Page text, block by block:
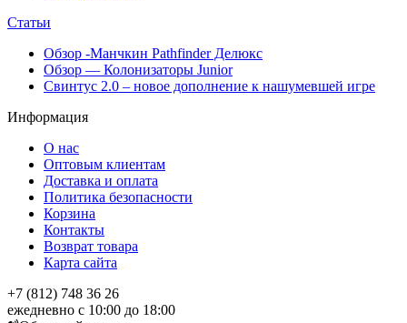
Статьи
Обзор -Манчкин Pathfinder Делюкс
Обзор — Колонизаторы Junior
Свинтус 2.0 – новое дополнение к нашумевшей игре
Информация
О нас
Оптовым клиентам
Доставка и оплата
Политика безопасности
Корзина
Контакты
Возврат товара
Карта сайта
+7 (812) 748 36 26
ежедневно с 10:00 до 18:00